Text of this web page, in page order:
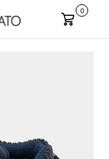
Carrinho
0